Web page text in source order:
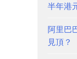
半年港
阿里巴
見頂？